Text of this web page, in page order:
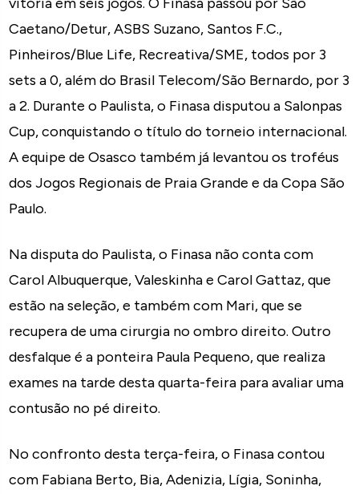
Caetano/Detur, ASBS Suzano, Santos F.C.,
Pinheiros/Blue Life, Recreativa/SME, todos por 3
sets a 0, além do Brasil Telecom/São Bernardo, por 3
a 2. Durante o Paulista, o Finasa disputou a Salonpas
Cup, conquistando o título do torneio internacional.
A equipe de Osasco também já levantou os troféus
dos Jogos Regionais de Praia Grande e da Copa São
Paulo.
Na disputa do Paulista, o Finasa não conta com
Carol Albuquerque, Valeskinha e Carol Gattaz, que
estão na seleção, e também com Mari, que se
recupera de uma cirurgia no ombro direito. Outro
desfalque é a ponteira Paula Pequeno, que realiza
exames na tarde desta quarta-feira para avaliar uma
contusão no pé direito.
No confronto desta terça-feira, o Finasa contou
com Fabiana Berto, Bia, Adenizia, Lígia, Soninha,